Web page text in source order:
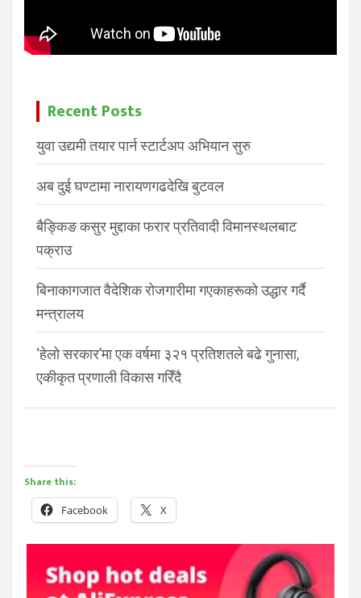
Recent Posts
युवा उद्यमी तयार पार्न स्टार्टअप अभियान सुरु
अब दुई घण्टामा नारायणगढदेखि बुटवल
बैङ्किङ कसुर मुद्दाका फरार प्रतिवादी विमानस्थलबाट
पक्राउ
बिनाकागजात वैदेशिक रोजगारीमा गएकाहरूको उद्धार गर्दै
मन्त्रालय
‘हेलो सरकार’मा एक वर्षमा ३२१ प्रतिशतले बढे गुनासा,
एकीकृत प्रणाली विकास गरिँदै
Share this:
Facebook X